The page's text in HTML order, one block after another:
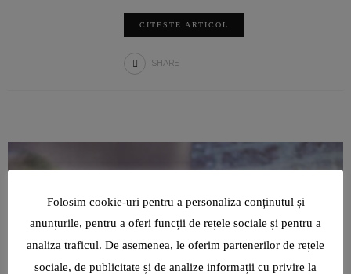
CITEȘTE ARTICOL
SHARE
Folosim cookie-uri pentru a personaliza conținutul și
anunțurile, pentru a oferi funcții de rețele sociale și pentru a
analiza traficul. De asemenea, le oferim partenerilor de rețele
sociale, de publicitate și de analize informații cu privire la